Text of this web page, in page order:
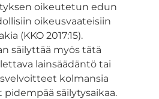
oikeutetun edun
oikeusvaateisiin
(KKO 2017:15).
säilyttää myös tätä
lainsäädäntö tai
kolmansia
säilytysaikaa.